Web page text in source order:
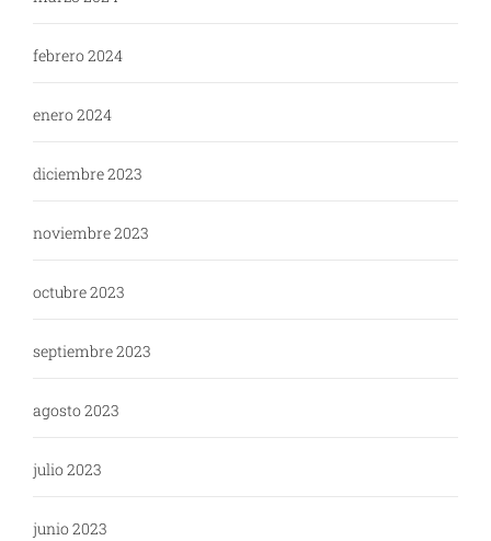
febrero 2024
enero 2024
diciembre 2023
noviembre 2023
octubre 2023
septiembre 2023
agosto 2023
julio 2023
junio 2023